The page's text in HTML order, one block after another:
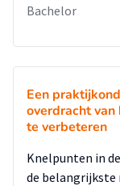
Bachelor
Een
overdracht
te verbeteren
Knelpunten in
de belangrijkste